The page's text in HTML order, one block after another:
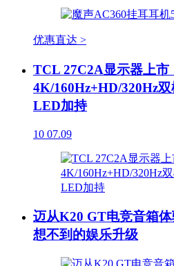
优惠直达 >
TCL 27C2A显示器上市
4K/160Hz+HD/320Hz
LED加持
10 07.09
迈从K20 GT电竞音箱
想不到的娱乐升级